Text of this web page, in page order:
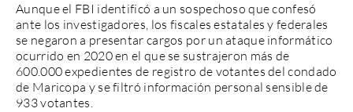
Aunque el FBI identificó a un sospechoso que confesó
ante los investigadores, los fiscales estatales y federales
se negaron a presentar cargos por un ataque informático
ocurrido en 2020 en el que se sustrajeron más de
600.000 expedientes de registro de votantes del condado
de Maricopa y se filtró información personal sensible de
933 votantes.